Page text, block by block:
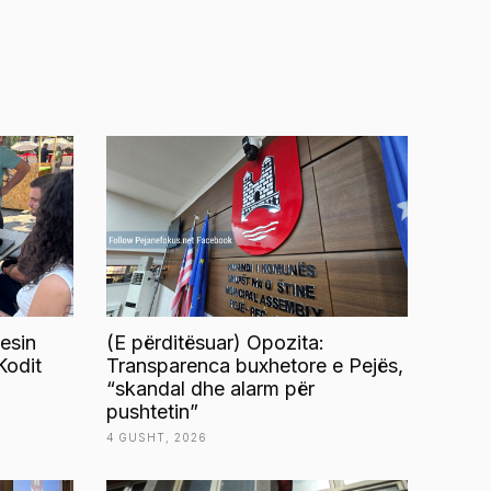
(E përditësuar) Opozita:
Transparenca buxhetore e Pejës,
“skandal dhe alarm për
pushtetin”
4 GUSHT, 2026